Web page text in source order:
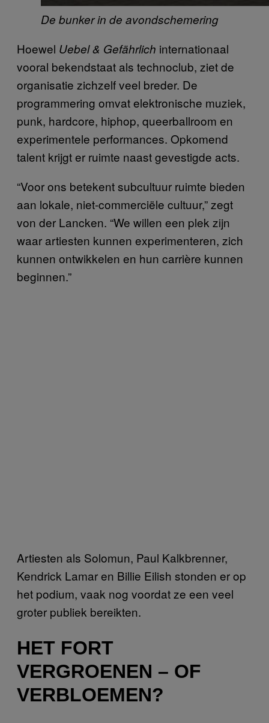
De bunker in de avondschemering
Hoewel Uebel & Gefährlich internationaal
vooral bekendstaat als technoclub, ziet de
organisatie zichzelf veel breder. De
programmering omvat elektronische muziek,
punk, hardcore, hiphop, queerballroom en
experimentele performances. Opkomend
talent krijgt er ruimte naast gevestigde acts.
“Voor ons betekent subcultuur ruimte bieden
aan lokale, niet-commerciële cultuur,” zegt
von der Lancken. “We willen een plek zijn
waar artiesten kunnen experimenteren, zich
kunnen ontwikkelen en hun carrière kunnen
beginnen.”
Artiesten als Solomun, Paul Kalkbrenner,
Kendrick Lamar en Billie Eilish stonden er op
het podium, vaak nog voordat ze een veel
groter publiek bereikten.
HET FORT
VERGROENEN – OF
VERBLOEMEN?